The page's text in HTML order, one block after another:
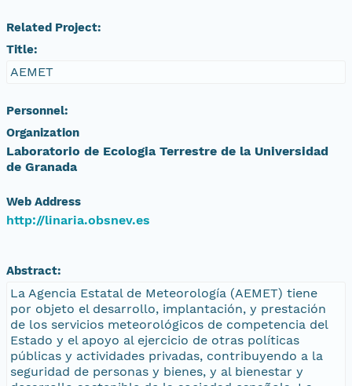
Related Project:
Title:
AEMET
Personnel:
Organization
Laboratorio de Ecologia Terrestre de la Universidad
de Granada
Web Address
http://linaria.obsnev.es
Abstract:
La Agencia Estatal de Meteorología (AEMET) tiene
por objeto el desarrollo, implantación, y prestación
de los servicios meteorológicos de competencia del
Estado y el apoyo al ejercicio de otras políticas
públicas y actividades privadas, contribuyendo a la
seguridad de personas y bienes, y al bienestar y